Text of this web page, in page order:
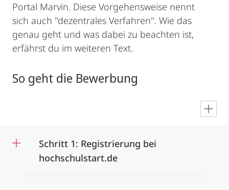
Portal Marvin. Diese Vorgehensweise nennt
sich auch "dezentrales Verfahren". Wie das
genau geht und was dabei zu beachten ist,
erfährst du im weiteren Text.
So geht die Bewerbung
Schritt 1: Registrierung bei
hochschulstart.de